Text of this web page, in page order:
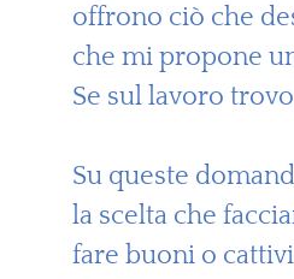
offrono ciò che
che mi propone
Se sul lavoro
Su queste
la scelta che
fare buoni o